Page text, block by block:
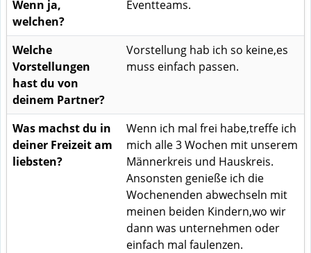
Wenn ja,
welchen?
Eventteams.
Welche
Vorstellungen
hast du von
deinem Partner?
Vorstellung hab ich so keine,es
muss einfach passen.
Was machst du in
deiner Freizeit am
liebsten?
Wenn ich mal frei habe,treffe ich
mich alle 3 Wochen mit unserem
Männerkreis und Hauskreis.
Ansonsten genieße ich die
Wochenenden abwechseln mit
meinen beiden Kindern,wo wir
dann was unternehmen oder
einfach mal faulenzen.